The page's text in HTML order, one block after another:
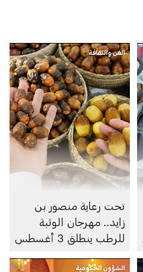
الفن والثقافة
تحت رعاية منصور بن
زايد.. مهرجان الوثبة
للرطب ينطلق 3 أغسطس
الشؤون الحكومية